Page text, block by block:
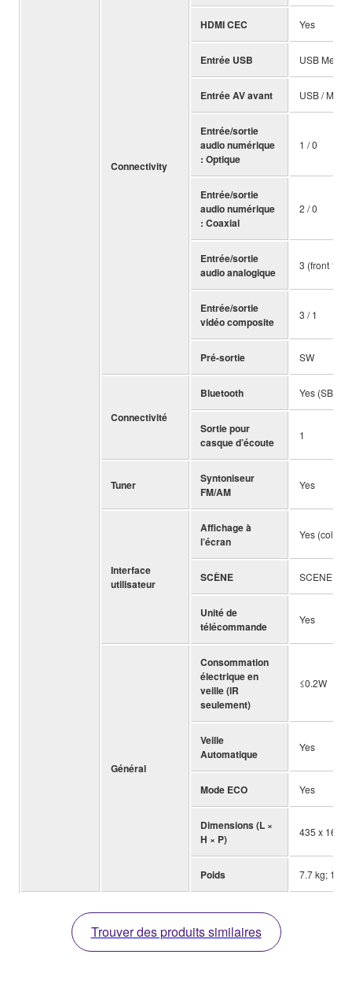
Connectivity
HDMI CEC Yes
Entrée USB USB
Entrée AV avant USB / Mini
Entrée/sortie
audio numérique
: Optique
1 / 0
Entrée/sortie
audio numérique
: Coaxial
2 / 0
Entrée/sortie
audio analogique
3 (front 1) / 0
Entrée/sortie
vidéo composite
3 / 1
Pré-sortie SW
Connectivité
Bluetooth Yes (SBC)
Sortie pour
casque d’écoute
1
Tuner
Syntoniseur
FM/AM
Yes
Interface
utilisateur
Affichage à
l’écran
Yes (colour
SCÈNE SCENE (4
Unité de
télécommande
Yes
Général
Consommation
électrique en
veille (IR
seulement)
≤0.2W
Veille
Automatique
Yes
Mode ECO Yes
Dimensions (L ×
H × P)
435 x 161 x
Poids 7.7 kg; 17.0
Trouver des produits similaires